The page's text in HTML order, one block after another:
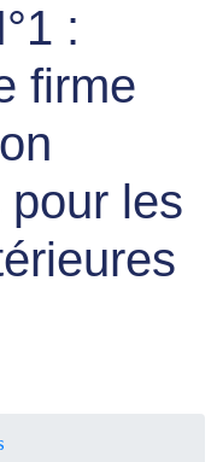
:
firme
pour les